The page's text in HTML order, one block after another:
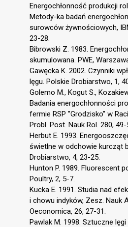
Energochłonność produkcji
Metody-ka badań
surowców żywnościowych,
23-28.
Bibrowski Z. 1983.
skumulowana. PWE,
Gawęcka K. 2002. Czynniki
lęgu. Polskie Drobiarstwo, 1,
Golemo M., Kogut S.,
Badania energochłonności
fermie RSP "Grodzisko" w
Probl. Post. Nauk Rol. 280, 49-
Herbut E. 1993.
świetlne w odchowie kurcząt
Drobiarstwo, 4, 23-25.
Hunton P. 1989. Fluorescent
Poultry, 2, 5-7.
Kucka E. 1991. Studia nad
i chowu indyków, Zesz. Nauk
Oeconomica, 26, 27-31.
Pawlak M. 1998. Sztuczne